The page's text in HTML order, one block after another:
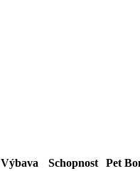
Výbava Schopnost Pet